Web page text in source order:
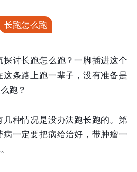
长跑怎么跑
探讨长跑怎么跑？一脚插进这个
这条路上跑一辈子，没有准备是
跑？
几种情况是没办法跑长跑的。第
病一定要把病给治好，带肿瘤一